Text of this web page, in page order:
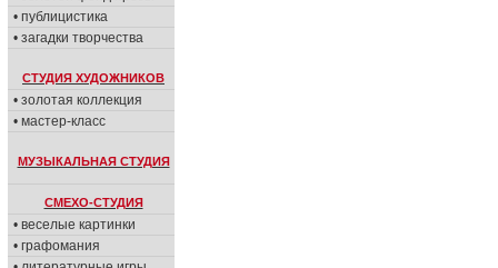
• публицистика
• загадки творчества
СТУДИЯ ХУДОЖНИКОВ
• золотая коллекция
• мастер-класс
МУЗЫКАЛЬНАЯ СТУДИЯ
СМЕХО-СТУДИЯ
• веселые картинки
• графомания